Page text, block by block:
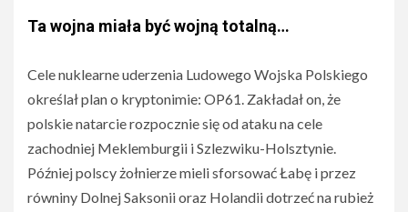
Ta wojna miała być wojną totalną…
Cele nuklearne uderzenia Ludowego Wojska Polskiego
określał plan o kryptonimie: OP61. Zakładał on, że
polskie natarcie rozpocznie się od ataku na cele
zachodniej Meklemburgii i Szlezwiku-Holsztynie.
Później polscy żołnierze mieli sforsować Łabę i przez
równiny Dolnej Saksonii oraz Holandii dotrzeć na rubież